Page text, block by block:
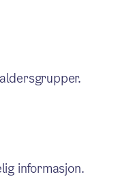
informasjon.